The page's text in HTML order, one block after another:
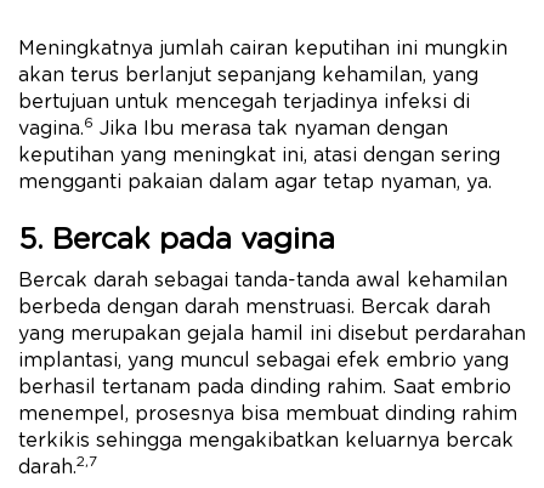
Meningkatnya jumlah cairan keputihan ini mungkin
akan terus berlanjut sepanjang kehamilan, yang
bertujuan untuk mencegah terjadinya infeksi di
vagina.6 Jika Ibu merasa tak nyaman dengan
keputihan yang meningkat ini, atasi dengan sering
mengganti pakaian dalam agar tetap nyaman, ya.
5. Bercak pada vagina
Bercak darah sebagai tanda-tanda awal kehamilan
berbeda dengan darah menstruasi. Bercak darah
yang merupakan gejala hamil ini disebut perdarahan
implantasi, yang muncul sebagai efek embrio yang
berhasil tertanam pada dinding rahim. Saat embrio
menempel, prosesnya bisa membuat dinding rahim
terkikis sehingga mengakibatkan keluarnya bercak
darah.2,7